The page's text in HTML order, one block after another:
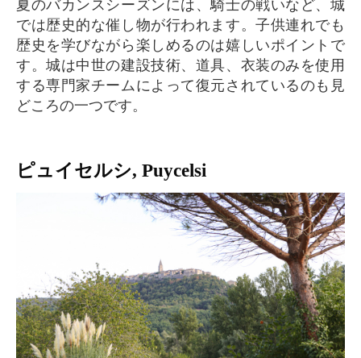
夏のバカンスシーズンには、騎士の戦いなど、城
では歴史的な催し物が行われます。子供連れでも
歴史を学びながら楽しめるのは嬉しいポイントで
す。城は中世の建設技術、道具、衣装のみを使用
する専門家チームによって復元されているのも見
どころの一つです。
ピュイセルシ, Puycelsi